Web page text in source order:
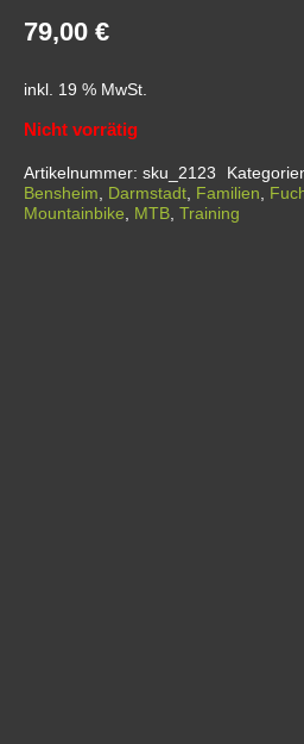
79,00€
inkl. 19 % MwSt.
Nicht vorrätig
Artikelnummer:sku_2123
Bensheim, Darmstadt, Familien,
Mountainbike, MTB,Training